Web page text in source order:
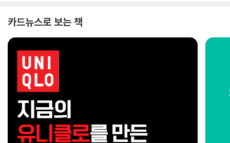
카드뉴스로 보는 책